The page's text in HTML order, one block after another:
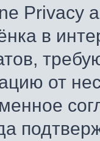
Privacy
в
от